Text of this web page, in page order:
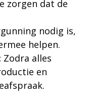
zorgen dat de
nodig is,
helpen.
Zodra alles
en